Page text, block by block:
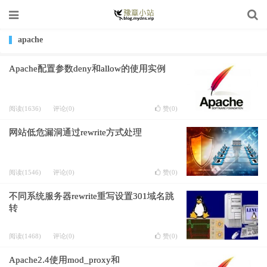
apache
Apache配置参数deny和allow的使用实例
阅读(1636) 评论(0) 赞(0)
网站低危漏洞通过rewrite方式处理
阅读(1546) 评论(0) 赞(0)
不同系统服务器rewrite重写设置301域名跳
转
阅读(1468) 评论(0) 赞(0)
Apache2.4使用mod_proxy和